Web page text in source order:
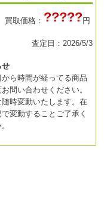
買取価格： ?????円
査定日：2026/5/3
せ
ら時間が経ってる商品
問い合わせください。
随時変動いたします。在
変動することご了承く